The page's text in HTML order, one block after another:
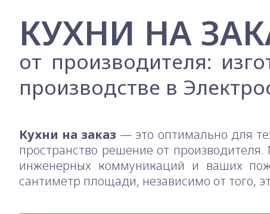
КУХНИ НА
от производителя:
производстве в
Кухни на заказ — это оптимально для
пространство решение от
инженерных коммуникаций и ваших
сантиметр площади, независимо от того,